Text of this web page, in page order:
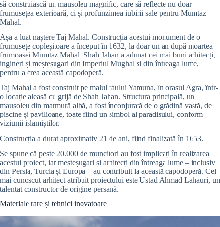
să construiască un mausoleu magnific, care să reflecte nu doar
frumusețea exterioară, ci și profunzimea iubirii sale pentru Mumtaz
Mahal.
Așa a luat naștere Taj Mahal. Construcția acestui monument de o
frumusețe copleșitoare a început în 1632, la doar un an după moartea
frumoasei Mumtaz Mahal. Shah Jahan a adunat cei mai buni arhitecți,
ingineri și meșteșugari din Imperiul Mughal și din întreaga lume,
pentru a crea această capodoperă.
Taj Mahal a fost construit pe malul râului Yamuna, în orașul Agra, într-
o locație aleasă cu grijă de Shah Jahan. Structura principală, un
mausoleu din marmură albă, a fost înconjurată de o grădină vastă, de
piscine și pavilioane, toate fiind un simbol al paradisului, conform
viziunii islamiștilor.
Construcția a durat aproximativ 21 de ani, fiind finalizată în 1653.
Se spune că peste 20.000 de muncitori au fost implicați în realizarea
acestui proiect, iar meșteșugari și arhitecți din întreaga lume – inclusiv
din Persia, Turcia și Europa – au contribuit la această capodoperă. Cel
mai cunoscut arhitect atribuit proiectului este Ustad Ahmad Lahauri, un
talentat constructor de origine persană.
Materiale rare și tehnici inovatoare